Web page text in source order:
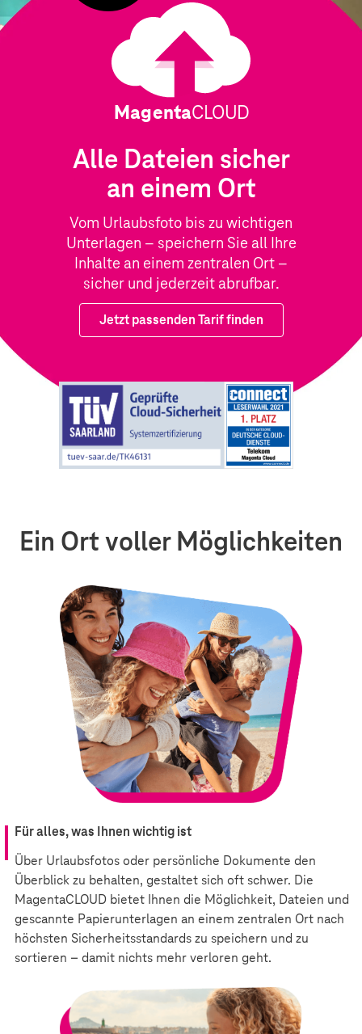
MagentaCLOUD
Alle Dateien sicher
an einem Ort
Vom Urlaubsfoto bis zu wichtigen
Unterlagen – speichern Sie all Ihre
Inhalte an einem zentralen Ort –
sicher und jederzeit abrufbar.
Jetzt passenden Tarif finden
Ein Ort voller Möglichkeiten
Für alles, was Ihnen wichtig ist
Über Urlaubsfotos oder persönliche Dokumente den
Überblick zu behalten, gestaltet sich oft schwer. Die
MagentaCLOUD bietet Ihnen die Möglichkeit, Dateien und
gescannte Papierunterlagen an einem zentralen Ort nach
höchsten Sicherheitsstandards zu speichern und zu
sortieren – damit nichts mehr verloren geht.